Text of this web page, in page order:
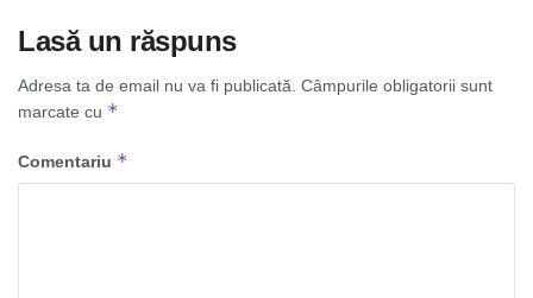
Lasă un răspuns
Adresa ta de email nu va fi publicată. Câmpurile obligatorii sunt
marcate cu *
Comentariu *